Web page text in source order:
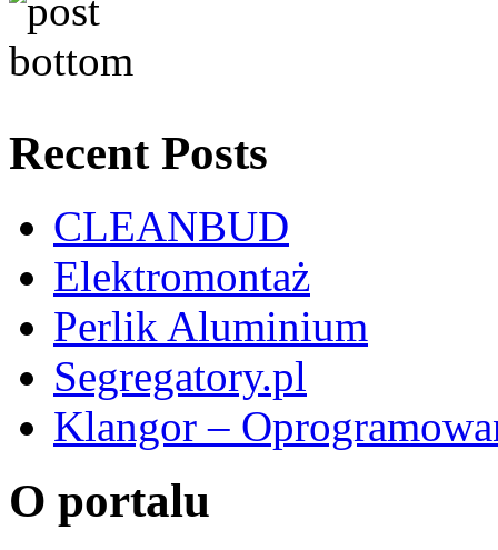
Recent Posts
CLEANBUD
Elektromontaż
Perlik Aluminium
Segregatory.pl
Klangor –
O portalu